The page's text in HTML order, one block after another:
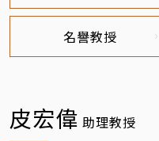
名譽教授
皮宏偉 助理教授